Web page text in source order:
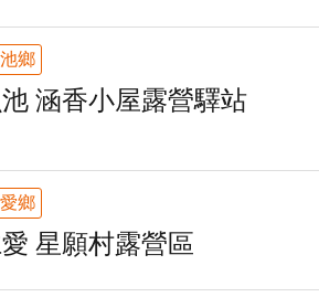
鄉
涵香小屋露營驛站
鄉
星願村露營區